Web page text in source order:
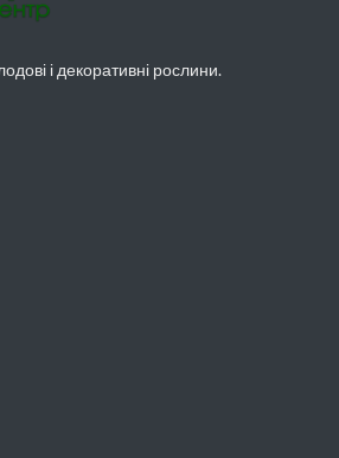
і декоративні рослини.